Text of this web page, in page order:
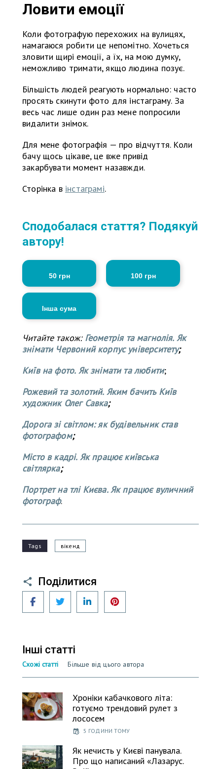
Ловити емоції
Коли фотографую перехожих на вулицях,
намагаюся робити це непомітно. Хочеться
зловити щирі емоції, а їх, на мою думку,
неможливо тримати, якщо людина позує.
Більшість людей реагують нормально: часто
просять скинути фото для інстаграму. За
весь час лише один раз мене попросили
видалити знімок.
Для мене фотографія — про відчуття. Коли
бачу щось цікаве, це вже привід
закарбувати момент назавжди.
Сторінка в інстаграмі.
Сподобалася стаття? Подякуй
автору!
50 грн 100 грн
Інша сума
Читайте також: Геометрія та магнолія. Як
знімати Червоний корпус університету;
Київ на фото. Як знімати та любити;
Рожевий та золотий. Яким бачить Київ
художник Олег Савка;
Дорога зі світлом: як будівельник став
фотографом;
Місто в кадрі. Як працює київська
світлярка;
Портрет на тлі Києва. Як працює вуличний
фотограф.
Tags вікенд
Поділитися
Facebook Twitter LinkedIn
Інші статті
Схожі статті Більше від цього автора
Хроніки кабачкового літа:
готуємо трендовий рулет з
лососем
5 ГОДИНИ ТОМУ
Як нечисть у Києві панувала.
Про що написаний «Лазарус.